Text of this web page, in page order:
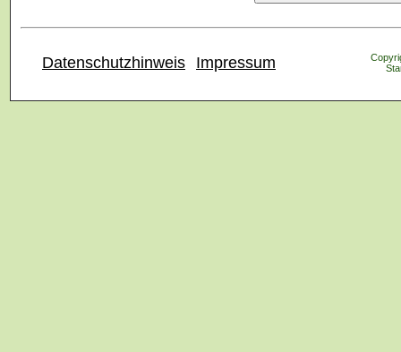
Datenschutzhinweis Impressum